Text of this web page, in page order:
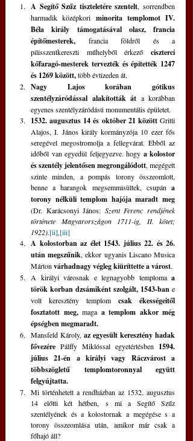
A Segítő Szűz tiszteletére szentelt, sorrendben
harmadik középkori minorita templomot IV.
Béla király támogatásával olasz, francia
építőmesterek, francia földről és a
pilisszentkereszti műhelyből érkező ciszterci
kőfaragó-mesterek tervezték és építették 1247
és 1269 között, több évtizeden át.
Nagy Lajos korában gótikus
szentélyzáródással alakították át a korábban
egyenes szentélyzáródású monumentális épületet.
1532. augusztus 14 és október 21 között Gritti
Alajos, I. János király kormányzója 10 ezer fős
seregével megostromolja a fellegvárat. Ebből az
időből van egyedül feljegyezve. hogy a kolostor
és szentély jelentősen megrongálódott, megégett
szinte minden, a pompás torony összeomlott,
benne a harangok megsemmisültek, csupán a
(Dr. Karácsonyi János: Szent Ferenc rendjének
története Magyarországon 1711-ig, II. kötet;
1922).[ii] [iii]
A kolostorban az élet 1543. július 22. és 26.
után megszűnik, ekkor ugyanis Liscano Musica
Márton várhadnagy végleg kiüríttette a várost.
A királyi városnak e legnagyobb temploma a
török korban dzsámiként szolgált, 1543-ban e
volt keresztény templom csak ékességeitől
fosztatott meg, maga a templom akkor még
épségben megmaradt.
Mansfeld Károly, az egyesült keresztény hadak
fővezére Pálffy Miklóssal egyetértésben 1594.
július 21-én a királyi vagy Ráczvárost a
többszögletű templomtoronnyal együtt
felgyújtatta.
Mi történhetett a rendházban az 1532. augusztus
14 előtti két hétben, s mi a Segítő Szűz
szentélyének és a kolostornak a megégése s a
torony összeomlása után, amikor már csak a
főhajó áll?